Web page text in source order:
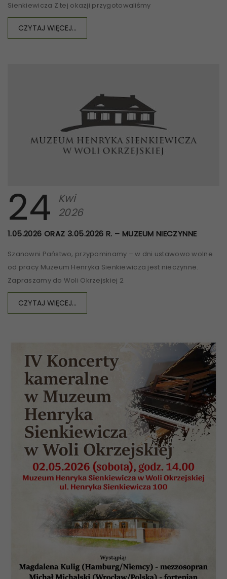
Sienkiewicza Z tej okazji przygotowaliśmy
CZYTAJ WIĘCEJ...
24
Kwi
2026
1.05.2026 ORAZ 3.05.2026 R. – MUZEUM NIECZYNNE
Szanowni Państwo, przypominamy – w dni ustawowo wolne
od pracy Muzeum Henryka Sienkiewicza jest nieczynne.
Zapraszamy do Woli Okrzejskiej 2
CZYTAJ WIĘCEJ...